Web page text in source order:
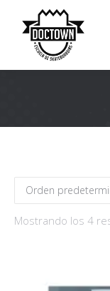
Mostrando los 4